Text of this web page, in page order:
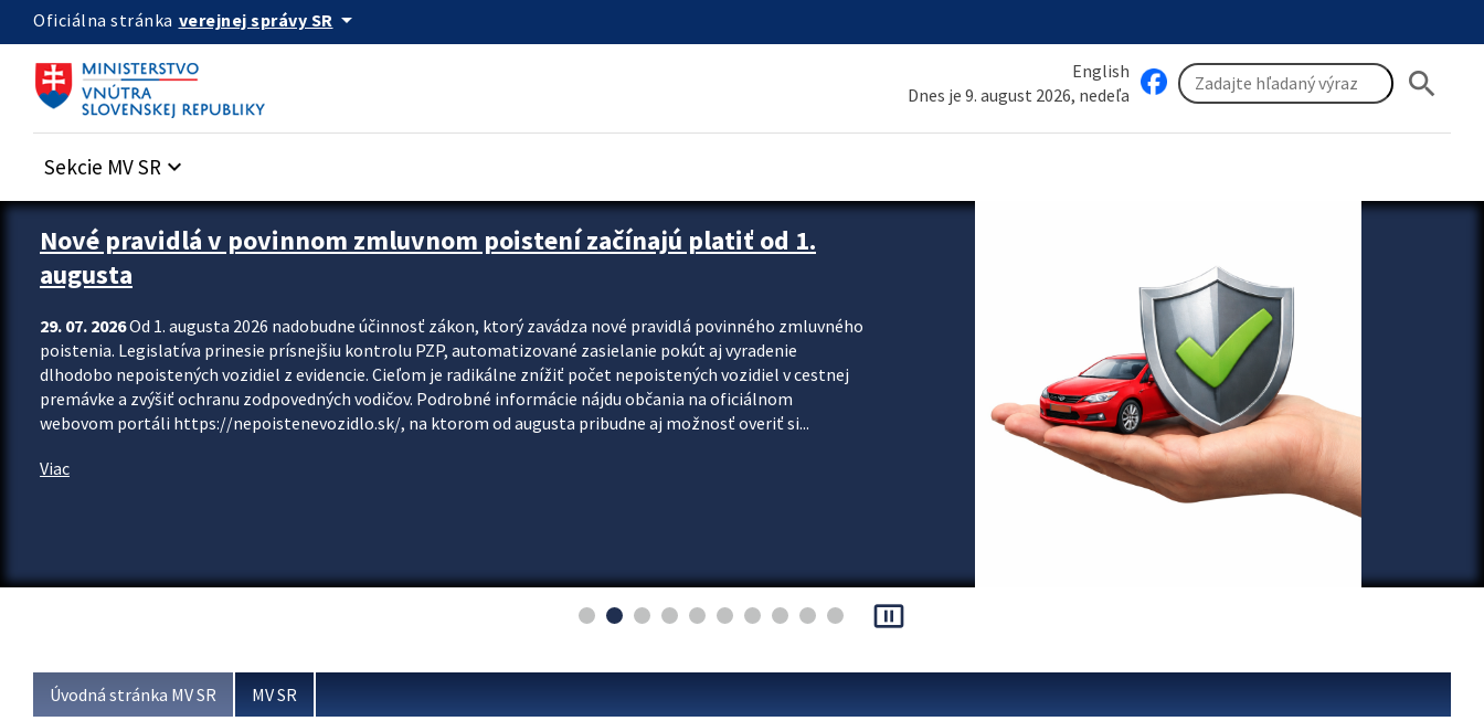
Preskocit na hlavný obsah
Oficiálna stránka verejnej správy SR arrow_drop_down
English
Dnes je 9. august 2026, nedeľa
search
Sekcie MV SR keyboard_arrow_down
Zastavit automatický posun upútavok
Nové pravidlá v povinnom zmluvnom poistení začínajú platiť od 1.
augusta
29. 07. 2026Od 1. augusta 2026 nadobudne účinnosť zákon, ktorý zavádza nové pravidlá povinného zmluvného
poistenia. Legislatíva prinesie prísnejšiu kontrolu PZP, automatizované zasielanie pokút aj vyradenie
dlhodobo nepoistených vozidiel z evidencie. Cieľom je radikálne znížiť počet nepoistených vozidiel v cestnej
premávke a zvýšiť ochranu zodpovedných vodičov. Podrobné informácie nájdu občania na oficiálnom
webovom portáli https://nepoistenevozidlo.sk/, na ktorom od augusta pribudne aj možnosť overiť si...
Viac
pause_presentation
Úvodná stránka MV SR MV SR